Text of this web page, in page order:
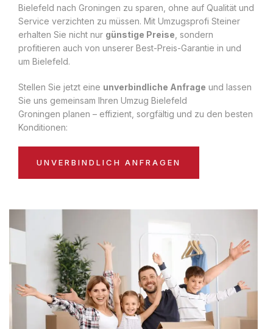
Bielefeld nach Groningen zu sparen, ohne auf Qualität und
Service verzichten zu müssen. Mit Umzugsprofi Steiner
erhalten Sie nicht nur günstige Preise , sondern
profitieren auch von unserer Best-Preis-Garantie in und
um Bielefeld.
Stellen Sie jetzt eine unverbindliche Anfrage und lassen
Sie uns gemeinsam Ihren Umzug Bielefeld
Groningen planen – effizient, sorgfältig und zu den besten
Konditionen:
UNVERBINDLICH ANFRAGEN